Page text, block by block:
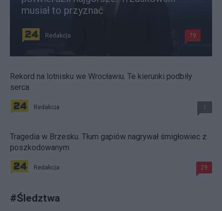
musiał to przyznać
Redakcja 79
Rekord na lotnisku we Wrocławiu. Te kierunki podbiły
serca
Redakcja 1
Tragedia w Brzesku. Tłum gapiów nagrywał śmigłowiec z
poszkodowanym
Redakcja 29
#Śledztwa